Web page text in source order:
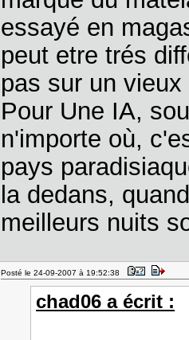
essayé en
peut etre trés
pas sur un
Pour Une IA,
n'importe où,
pays
la dedans,
meilleurs nuits
Posté le 24-09-2007 à 19:52:38
chad06 a écrit :